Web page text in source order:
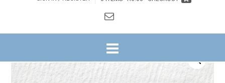
GEBEDSTOERUSTING – BOEK